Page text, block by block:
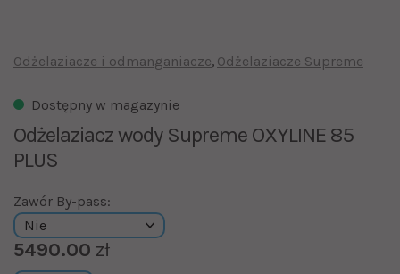
Odżelaziacze i odmanganiacze Odżelaziacze Supreme
Dostępny w magazynie
Odżelaziacz wody Supreme OXYLINE 85
PLUS
Zawór By-pass:
5490.00 zł